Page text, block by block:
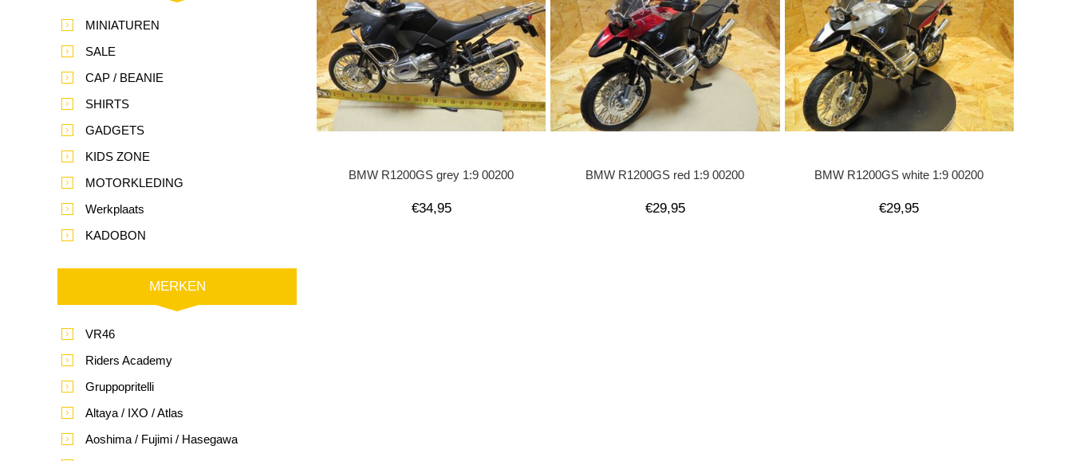
BMW R1200GS grey 1:9 00200
€34,95
BMW R1200GS red 1:9 00200
€29,95
BMW R1200GS white 1:9 00200
€29,95
MINIATUREN
SALE
CAP / BEANIE
SHIRTS
GADGETS
KIDS ZONE
MOTORKLEDING
Werkplaats
KADOBON
MERKEN
VR46
Riders Academy
Gruppopritelli
Altaya / IXO / Atlas
Aoshima / Fujimi / Hasegawa